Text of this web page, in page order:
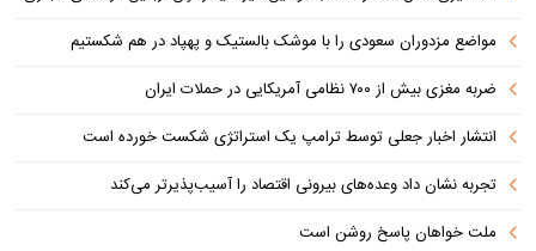
مواضع مزدوران سعودی را با موشک بالستیک و پهپاد در هم شکستیم
ضربه مغزی بیش از ۷۰۰ نظامی آمریکایی در حملات ایران
انتشار اخبار جعلی توسط ترامپ یک استراتژی شکست خورده است
تجربه نشان داد وعده‌های بیرونی اقتصاد را آسیب‌پذیرتر می‌کند
ملت خواهان پاسخ روشن است